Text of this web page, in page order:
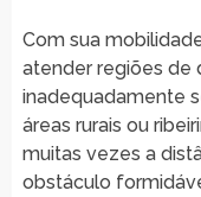
Com sua
atender regiões de
inadequadamente
áreas rurais ou
muitas vezes a
obstáculo